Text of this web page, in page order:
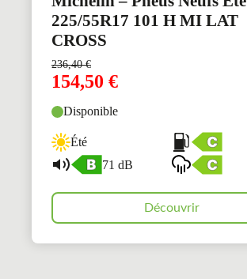
225/55R17 101 H MI LAT
CROSS
236,40€
154,50 €
Disponible
Été
71 dB
Découvrir